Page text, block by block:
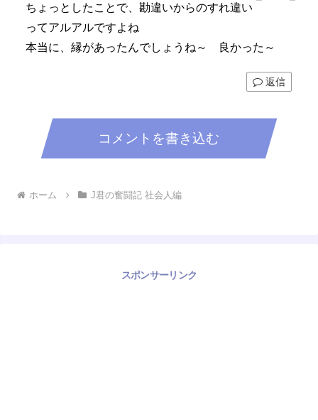
ちょっとしたことで、勘違いからのすれ違い
ってアルアルですよね
本当に、縁があったんでしょうね～ 良かった～
返信
コメントを書き込む
ホーム J君の奮闘記 社会人編
スポンサーリンク